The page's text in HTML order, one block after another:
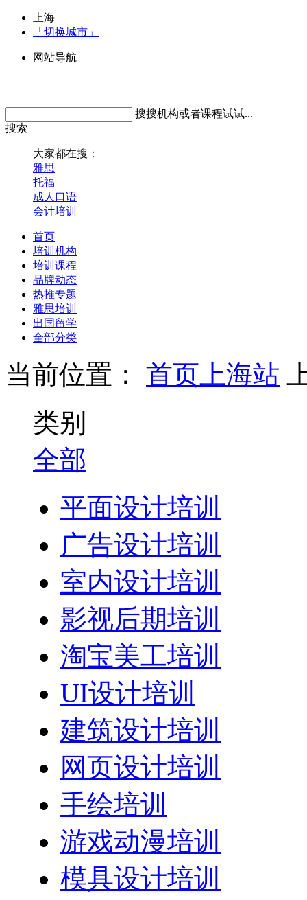
上海
「切换城市」
网站导航
搜搜机构或者课程试试...
搜索
大家都在搜：
雅思
托福
成人口语
会计培训
首页
培训机构
培训课程
品牌动态
热推专题
雅思培训
出国留学
全部分类
当前位置： 首页 上海站
类别
全部
平面设计培训
广告设计培训
室内设计培训
影视后期培训
淘宝美工培训
UI设计培训
建筑设计培训
网页设计培训
手绘培训
游戏动漫培训
模具设计培训